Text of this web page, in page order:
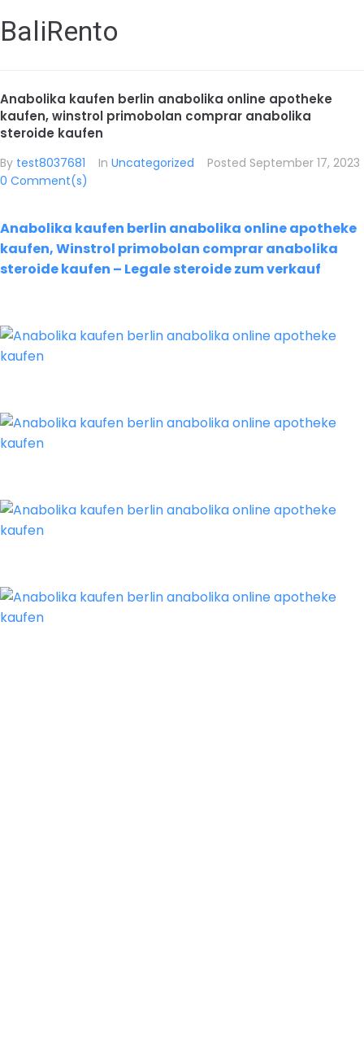
BaliRento
Anabolika kaufen berlin anabolika online apotheke
kaufen, winstrol primobolan comprar anabolika
steroide kaufen
By test8037681 In Uncategorized Posted September 17, 2023
0 Comment(s)
Anabolika kaufen berlin anabolika online apotheke
kaufen, Winstrol primobolan comprar anabolika
steroide kaufen – Legale steroide zum verkauf